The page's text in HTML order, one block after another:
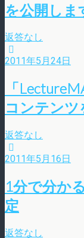
を公開しま
返答なし
2011年5月24日
「
コンテンツ
返答なし
2011年5月16日
1分で分か
定
返答なし